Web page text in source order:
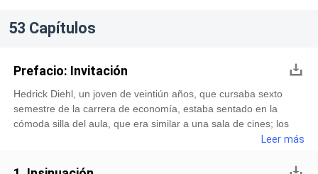
53 Capítulos
Prefacio: Invitación
Hedrick Diehl, un joven de veintiún años, que cursaba sexto
semestre de la carrera de economía, estaba sentado en la
cómoda silla del aula, que era similar a una sala de cines; los
asientos eran escalonados y el tablero blanco, incrustado en la
Había heredado los ojos azules claros y el cabello azabache de
Leer más